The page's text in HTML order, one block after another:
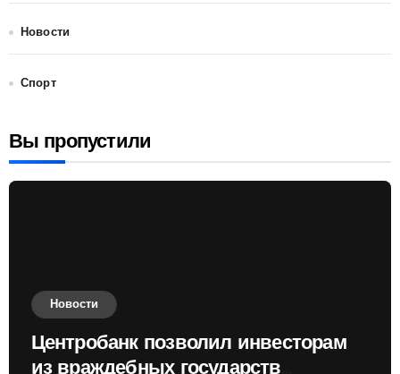
Новости
Спорт
Вы пропустили
Новости
Центробанк позволил инвесторам
из враждебных государств